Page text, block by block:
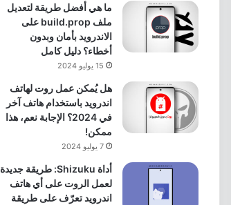
ما هي أفضل طريقة لتعديل
ملف build.prop على
الاندرويد بأمان وبدون
أخطاء؟ دليل كامل
15 يوليو 2024
هل يُمكن عمل روت لهاتف
اندرويد باستخدام هاتف آخر
في 2024؟ الإجابة نعم، هذا
ممكن!
7 يوليو 2024
أداة Shizuku: طريقة جديدة
لعمل الروت على أي هاتف
اندرويد تعرّف على طريقة